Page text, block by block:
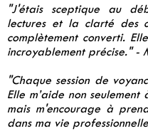
"J'étais sceptique au
lectures et la clarté des
complètement converti.
incroyablement précise." -
"Chaque session de
Elle m’aide non
mais m'encourage à
dans ma vie